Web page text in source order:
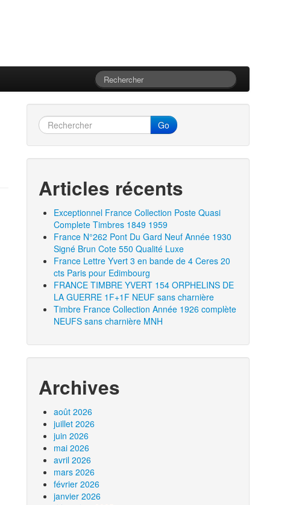
Go
Articles récents
Exceptionnel France Collection Poste Quasi
Complete Timbres 1849 1959
France N°262 Pont Du Gard Neuf Année 1930
Signé Brun Cote 550 Qualité Luxe
France Lettre Yvert 3 en bande de 4 Ceres 20
cts Paris pour Edimbourg
FRANCE TIMBRE YVERT 154 ORPHELINS DE
LA GUERRE 1F+1F NEUF sans charnière
Timbre France Collection Année 1926 complète
NEUFS sans charnière MNH
Archives
août 2026
juillet 2026
juin 2026
mai 2026
avril 2026
mars 2026
février 2026
janvier 2026